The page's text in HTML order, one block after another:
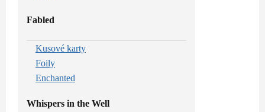
Fabled
Kusové karty
Foily
Enchanted
Whispers in the Well